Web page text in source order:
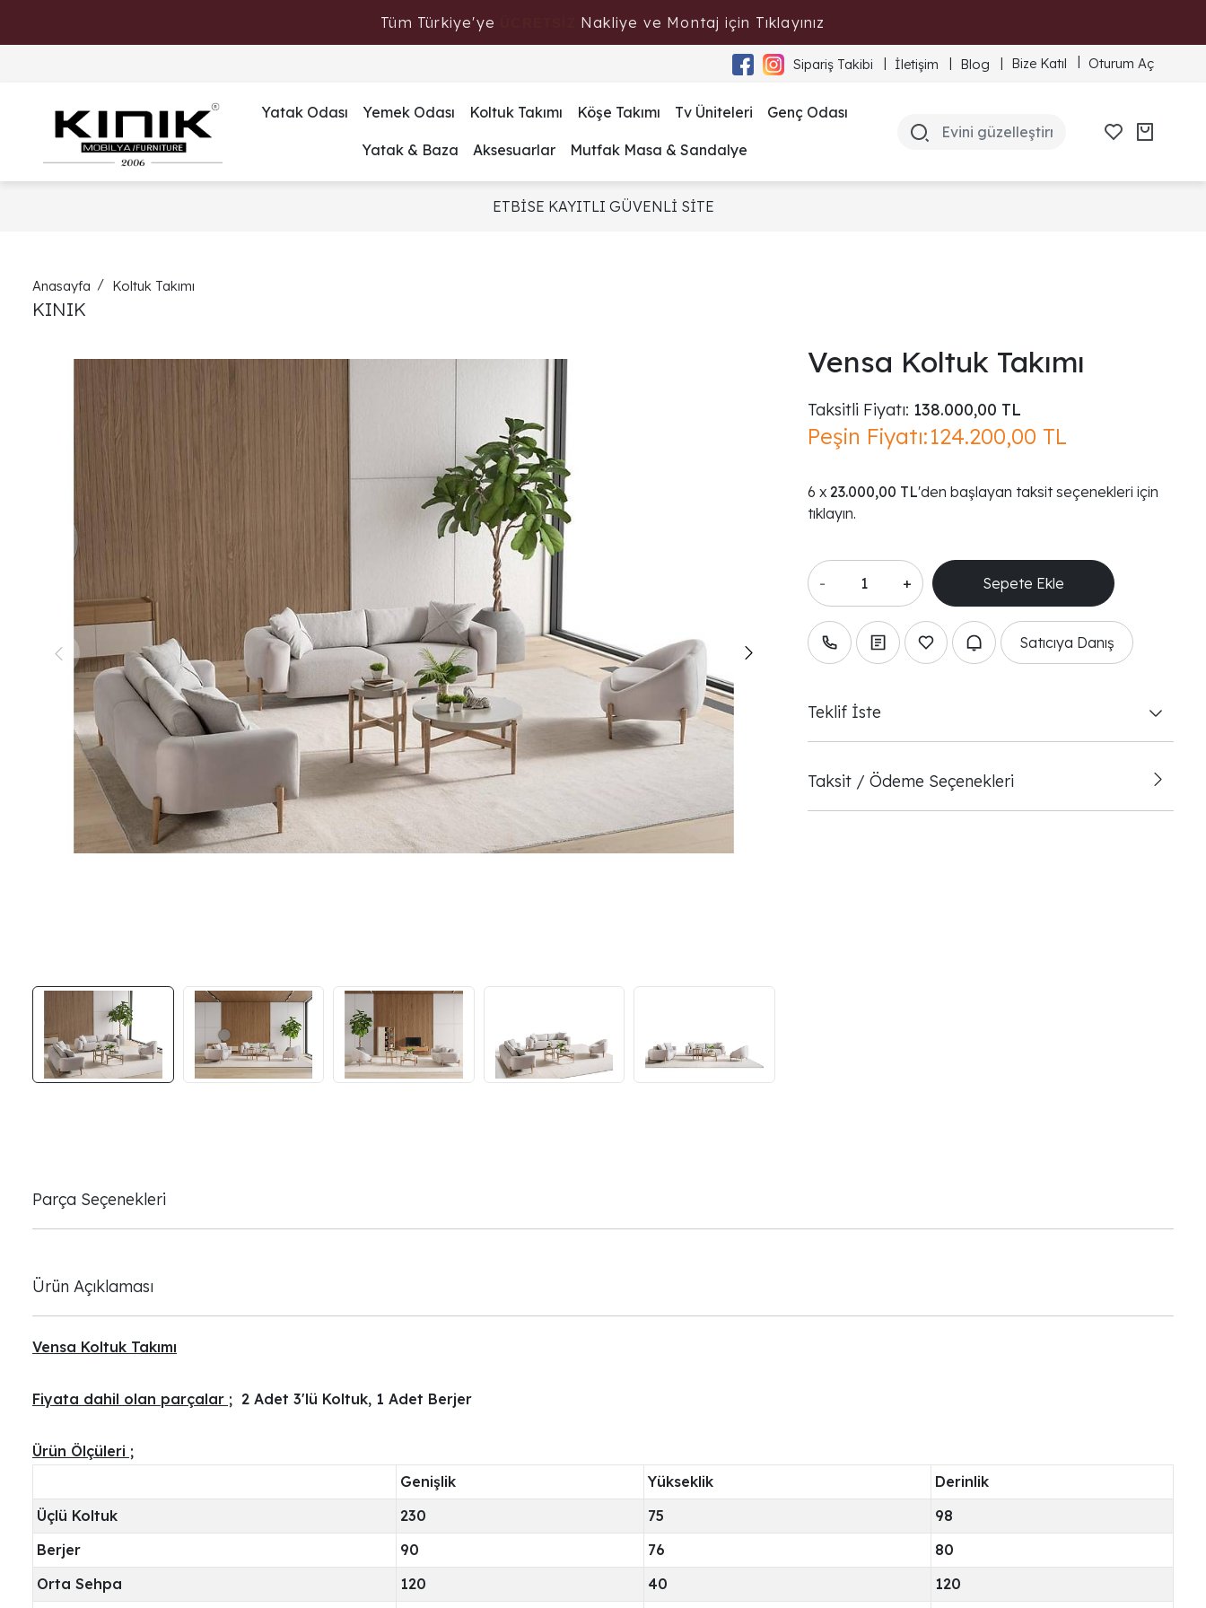
Tüm Türkiye'ye Nakliye ve Montaj için Tıklayınız
Sipariş Takibi İletişim Blog Bize Katıl Oturum Aç
Yatak Odası Yemek Odası Koltuk Takımı Köşe Takımı Tv Üniteleri Genç Odası
Yatak & Baza Aksesuarlar Mutfak Masa & Sandalye
ETBİSE KAYITLI GÜVENLİ SİTE
Anasayfa Koltuk Takımı
KINIK
Vensa Koltuk Takımı
Taksitli Fiyatı: 138.000,00 TL
Peşin Fiyatı:124.200,00 TL
23.000,00 TL'den başlayan taksit seçenekleri için
tıklayın.
- +
Satıcıya Danış
Teklif İste
Taksit / Ödeme Seçenekleri
Parça Seçenekleri
Ürün Açıklaması
Vensa Koltuk Takımı
Fiyata dahil olan parçalar ; 2 Adet 3'lü Koltuk, 1 Adet Berjer
Ürün Ölçüleri ;
Genişlik
Yükseklik
Derinlik
Üçlü Koltuk
230 75
98
Berjer
90 76
80
Orta Sehpa
120 40 120